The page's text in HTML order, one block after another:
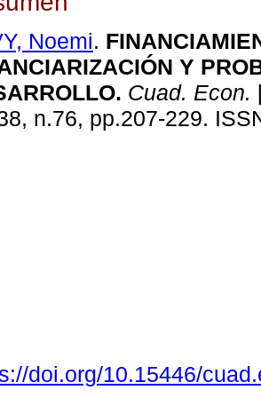
Noemi.
Y
Cuad. Econ.
n.76, pp.207-229.
doi.org/10.15446/